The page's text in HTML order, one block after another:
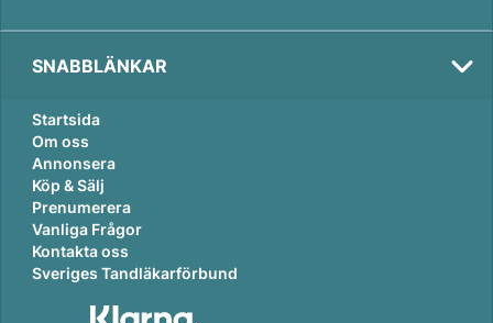
SNABBLÄNKAR
Startsida
Om oss
Annonsera
Köp & Sälj
Prenumerera
Vanliga Frågor
Kontakta oss
Sveriges Tandläkarförbund